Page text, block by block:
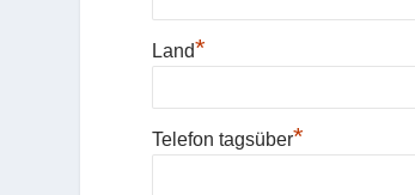
Land*
Telefon tagsüber*